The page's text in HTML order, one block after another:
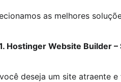
as melhores
Hostinger Website Builder
deseja um site atraente